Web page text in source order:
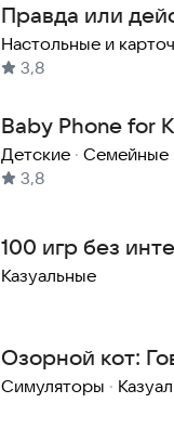
Правда или
Настольные и
3,8
Baby Phone for
Детские · Семейные
3,8
100 игр без
Казуальные
Озорной кот:
симулятор
Симуляторы ·